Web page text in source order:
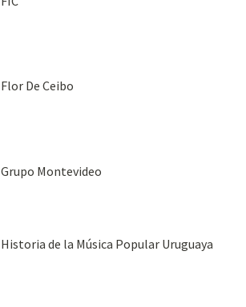
Flor De Ceibo
Grupo Montevideo
Historia de la Música Popular Uruguaya